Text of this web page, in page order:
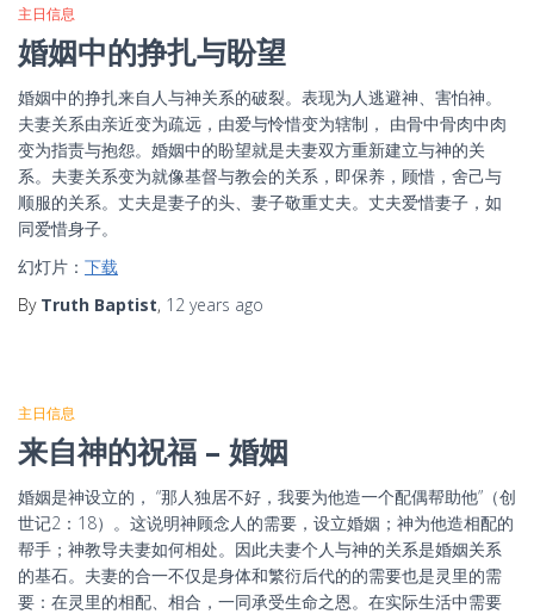
主日信息
婚姻中的挣扎与盼望
婚姻中的挣扎来自人与神关系的破裂。表现为人逃避神、害怕神。
夫妻关系由亲近变为疏远，由爱与怜惜变为辖制， 由骨中骨肉中肉
变为指责与抱怨。婚姻中的盼望就是夫妻双方重新建立与神的关
系。夫妻关系变为就像基督与教会的关系，即保养，顾惜，舍己与
顺服的关系。丈夫是妻子的头、妻子敬重丈夫。丈夫爱惜妻子，如
同爱惜身子。
幻灯片： 下载
By Truth Baptist, 12 years ago
主日信息
来自神的祝福 – 婚姻
婚姻是神设立的， “那人独居不好，我要为他造一个配偶帮助他”（创
世记2：18）。这说明神顾念人的需要，设立婚姻；神为他造相配的
帮手；神教导夫妻如何相处。因此夫妻个人与神的关系是婚姻关系
的基石。夫妻的合一不仅是身体和繁衍后代的的需要也是灵里的需
要：在灵里的相配、相合，一同承受生命之恩。在实际生活中需要